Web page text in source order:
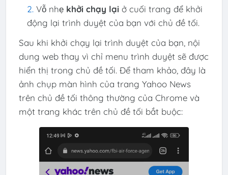
Vỗ nhẹ khởi chạy lại ở cuối trang để khởi
động lại trình duyệt của bạn với chủ đề tối.
Sau khi khởi chạy lại trình duyệt của bạn, nội
dung web thay vì chỉ menu trình duyệt sẽ được
hiển thị trong chủ đề tối. Để tham khảo, đây là
ảnh chụp màn hình của trang Yahoo News
trên chủ đề tối thông thường của Chrome và
một trang khác trên chủ đề tối bắt buộc: